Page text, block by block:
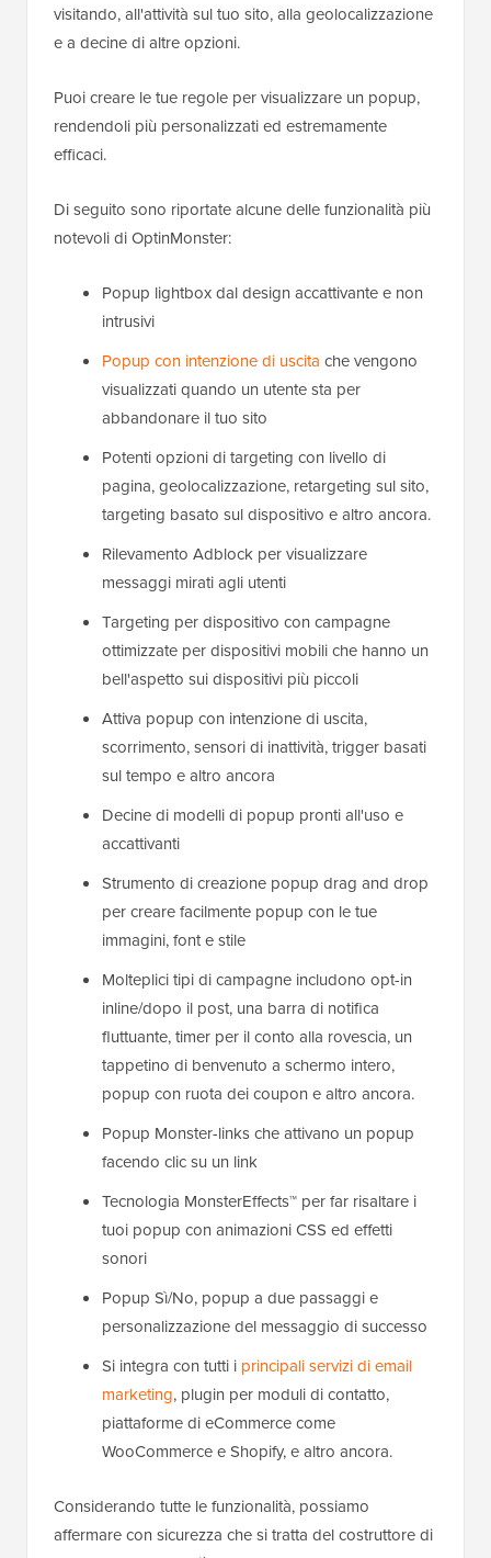
visitando, all'attività sul tuo sito, alla geolocalizzazione
e a decine di altre opzioni.
Puoi creare le tue regole per visualizzare un popup,
rendendoli più personalizzati ed estremamente
efficaci.
Di seguito sono riportate alcune delle funzionalità più
notevoli di OptinMonster:
Popup lightbox dal design accattivante e non
intrusivi
Popup con intenzione di uscita che vengono
visualizzati quando un utente sta per
abbandonare il tuo sito
Potenti opzioni di targeting con livello di
pagina, geolocalizzazione, retargeting sul sito,
targeting basato sul dispositivo e altro ancora.
Rilevamento Adblock per visualizzare
messaggi mirati agli utenti
Targeting per dispositivo con campagne
ottimizzate per dispositivi mobili che hanno un
bell'aspetto sui dispositivi più piccoli
Attiva popup con intenzione di uscita,
scorrimento, sensori di inattività, trigger basati
sul tempo e altro ancora
Decine di modelli di popup pronti all'uso e
accattivanti
Strumento di creazione popup drag and drop
per creare facilmente popup con le tue
immagini, font e stile
Molteplici tipi di campagne includono opt-in
inline/dopo il post, una barra di notifica
fluttuante, timer per il conto alla rovescia, un
tappetino di benvenuto a schermo intero,
popup con ruota dei coupon e altro ancora.
Popup Monster-links che attivano un popup
facendo clic su un link
Tecnologia MonsterEffects™ per far risaltare i
tuoi popup con animazioni CSS ed effetti
sonori
Popup Sì/No, popup a due passaggi e
personalizzazione del messaggio di successo
Si integra con tutti i principali servizi di email
marketing, plugin per moduli di contatto,
piattaforme di eCommerce come
WooCommerce e Shopify, e altro ancora.
Considerando tutte le funzionalità, possiamo
affermare con sicurezza che si tratta del costruttore di